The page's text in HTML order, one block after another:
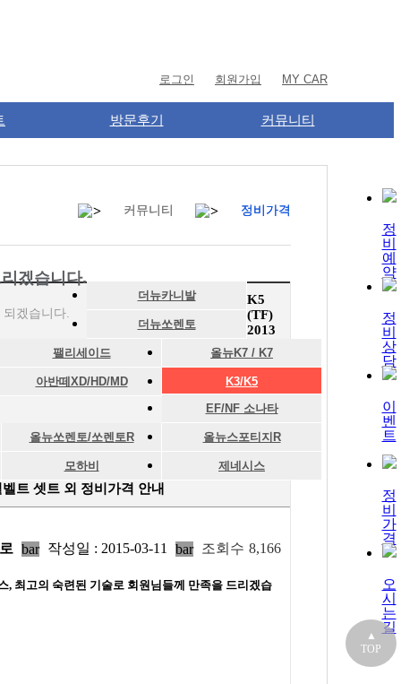
로그인 회원가입 MY CAR
방문후기 커뮤니티
커뮤니티 정비가격
겠습니다.
겠습니다.
더뉴카니발
더뉴쏘렌토
팰리세이드 올뉴K7 / K7
아반떼XD/HD/MD
K3/K5
EF/NF 소나타
올뉴쏘렌토/쏘렌토R 올뉴스포티지R
모하비 제네시스
K5
(TF)
2013
트 셋트 외 정비가격 안내
bar 작성일 : 2015-03-11 bar 조회수 8,166
, 최고의 숙련된 기술로 회원님들께 만족을 드리겠습
커뮤니티 정비가격
정
비
예
약
정
비
상
담
이
벤
트
정
비
가
격
오
시
는
길
▲
TOP